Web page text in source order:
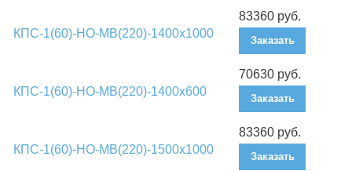
КПС-1(60)-НО-МВ(220)-1400х1000
83360 руб.
Заказать
КПС-1(60)-НО-МВ(220)-1400х600
70630 руб.
Заказать
КПС-1(60)-НО-МВ(220)-1500х1000
83360 руб.
Заказать